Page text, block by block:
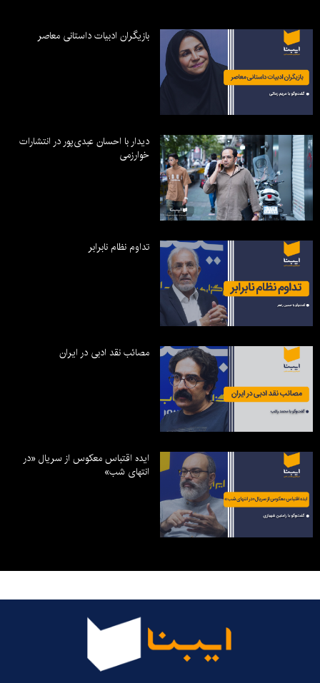
بازیگران ادبیات داستانی معاصر
دیدار با احسان عبدی‌پور در انتشارات
خوارزمی
تداوم نظام نابرابر
مصائب نقد ادبی در ایران
ایده اقتباس معکوس از سریال «در
انتهای شب»